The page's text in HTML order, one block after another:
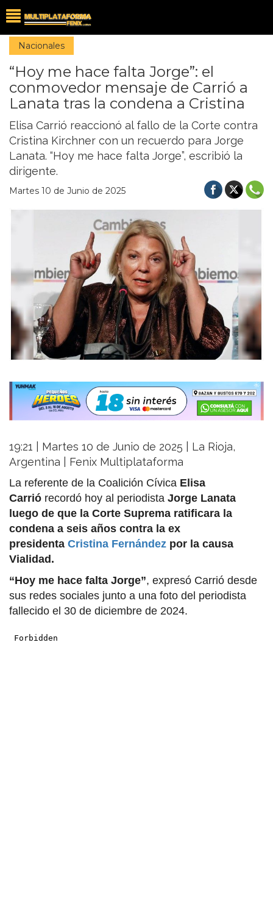
Nacionales
“Hoy me hace falta Jorge”: el
conmovedor mensaje de Carrió a
Lanata tras la condena a Cristina
Elisa Carrió reaccionó al fallo de la Corte contra
Cristina Kirchner con un recuerdo para Jorge
Lanata. “Hoy me hace falta Jorge”, escribió la
dirigente.
Martes 10 de Junio de 2025
19:21 | Martes 10 de Junio de 2025 | La Rioja,
Argentina | Fenix Multiplataforma
La referente de la Coalición Cívica Elisa
Carrió recordó hoy al periodista Jorge Lanata
luego de que la Corte Suprema ratificara la
condena a seis años contra la ex
presidenta Cristina Fernández por la causa
Vialidad.
“Hoy me hace falta Jorge”, expresó Carrió desde
sus redes sociales junto a una foto del periodista
fallecido el 30 de diciembre de 2024.